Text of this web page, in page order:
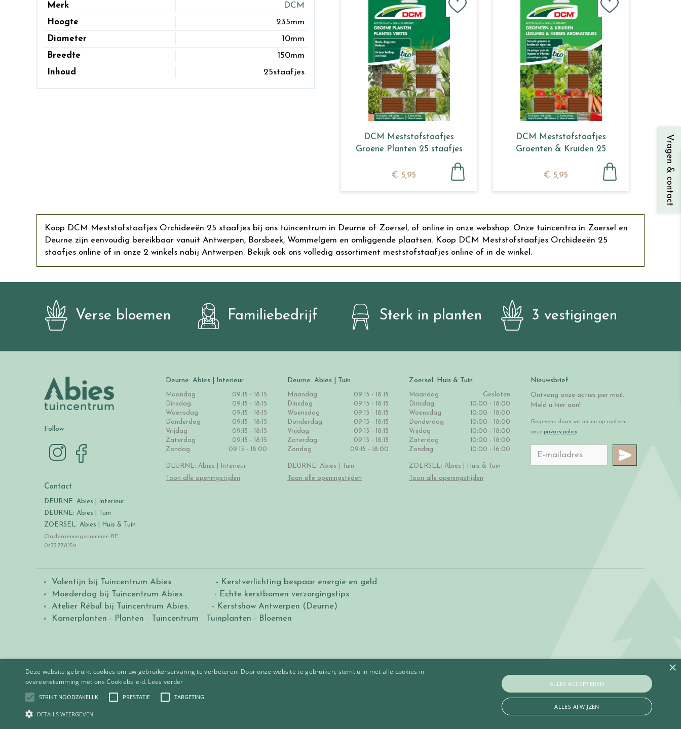
Merk
DCM
Hoogte
235mm
Diameter
10mm
Breedte
150mm
Inhoud
25staafjes
DCM Meststofstaafjes
Groene Planten 25 staafjes
€ 5,95
DCM Meststofstaafjes
Groenten & Kruiden 25
€ 5,95
Koop DCM Meststofstaafjes Orchideeën 25 staafjes bij ons tuincentrum in Deurne of Zoersel, of online in onze webshop. Onze tuincentra in Zoersel en
Deurne zijn eenvoudig bereikbaar vanuit Antwerpen, Borsbeek, Wommelgem en omliggende plaatsen. Koop DCM Meststofstaafjes Orchideeën 25
staafjes online of in onze 2 winkels nabij Antwerpen. Bekijk ook ons volledig assortiment meststofstaafjes online of in de winkel.
Verse bloemen Familiebedrijf Sterk in planten 3 vestigingen
Follow
Contact
DEURNE: Abies | Interieur
DEURNE: Abies | Tuin
ZOERSEL: Abies | Huis & Tuin
Ondernemingsnummer: BE
0433.778.159
Deurne: Abies | Interieur
Maandag
09:15 - 18:15
Dinsdag
09:15 - 18:15
Woensdag
09:15 - 18:15
Donderdag
09:15 - 18:15
Vrijdag
09:15 - 18:15
Zaterdag
09:15 - 18:15
Zondag
09:15 - 18:00
DEURNE: Abies | Interieur
Toon alle openingstijden
Deurne: Abies | Tuin
Maandag
09:15 - 18:15
Dinsdag
09:15 - 18:15
Woensdag
09:15 - 18:15
Donderdag
09:15 - 18:15
Vrijdag
09:15 - 18:15
Zaterdag
09:15 - 18:15
Zondag
09:15 - 18:00
DEURNE: Abies | Tuin
Toon alle openingstijden
Zoersel: Huis & Tuin
Maandag
Gesloten
Dinsdag
10:00 - 18:00
Woensdag
10:00 - 18:00
Donderdag
10:00 - 18:00
Vrijdag
10:00 - 18:00
Zaterdag
10:00 - 18:00
Zondag
10:00 - 16:00
ZOERSEL: Abies | Huis & Tuin
Toon alle openingstijden
Nieuwsbrief
Ontvang onze acties per mail.
Meld u hier aan!
Gegevens slaan we secuur op conform
onze privacy policy.
Valentijn bij Tuincentrum Abies.
- Kerstverlichting bespaar energie en geld
Moederdag bij Tuincentrum Abies. - Echte kerstbomen verzorgingstips
Atelier Rébul bij Tuincentrum Abies.
- Kerstshow Antwerpen (Deurne)
Kamerplanten - Planten - Tuincentrum - Tuinplanten - Bloemen
Algemene voorwaarden
Betaalinformatie
Contact
Vragen & contact
×
Deze website gebruikt cookies om uw gebruikerservaring te verbeteren. Door onze website te gebruiken, stemt u in met alle cookies in
overeenstemming met ons Cookiebeleid. Lees verder
STRIKT NOODZAKELIJK PRESTATIE TARGETING
DETAILS WEERGEVEN
ALLES ACCEPTEREN
ALLES AFWIJZEN